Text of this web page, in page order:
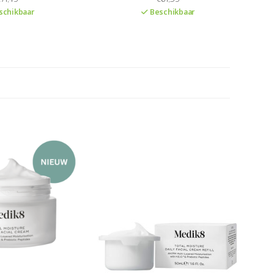
de formule een
minerale groene
SPF30. De crème herstelt en
hydrateert de huid diep.
Beschikbaar